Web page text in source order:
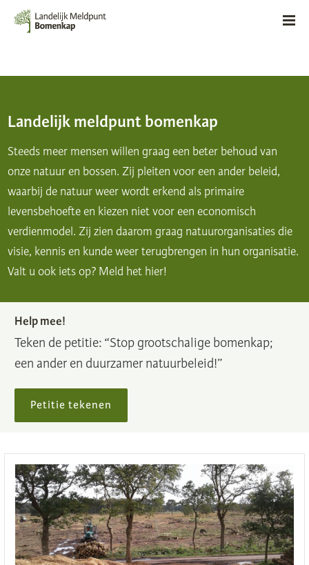
Landelijk meldpunt bomenkap
Steeds meer mensen willen graag een beter behoud van
onze natuur en bossen. Zij pleiten voor een ander beleid,
waarbij de natuur weer wordt erkend als primaire
levensbehoefte en kiezen niet voor een economisch
verdienmodel. Zij zien daarom graag natuurorganisaties die
visie, kennis en kunde weer terugbrengen in hun organisatie.
Valt u ook iets op? Meld het hier!
Help mee!
Teken de petitie: “Stop grootschalige bomenkap;
een ander en duurzamer natuurbeleid!”
Petitie tekenen